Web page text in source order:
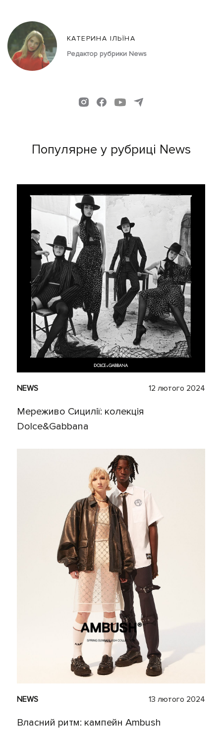
КАТЕРИНА ІЛЬЇНА
Редактор рубрики News
Популярне у рубриці News
NEWS 12 лютого 2024
Мереживо Сицилії: колекція
Dolce&Gabbana
NEWS 13 лютого 2024
Власний ритм: кампейн Ambush